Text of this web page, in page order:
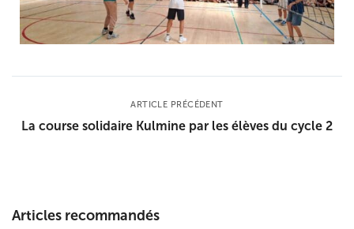
ARTICLE PRÉCÉDENT
La course solidaire Kulmine par les élèves du cycle 2
Articles recommandés